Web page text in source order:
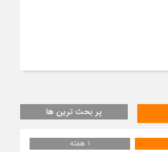
پر بحث ترین ها
1 هفته